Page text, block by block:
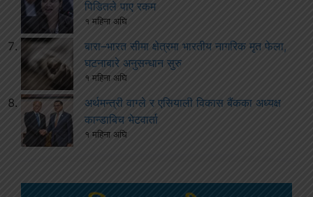
पिडितले पाए रकम
१ महिना अघि
बारा–भारत सीमा क्षेत्रमा भारतीय नागरिक मृत फेला,
घटनाबारे अनुसन्धान सुरु
१ महिना अघि
अर्थमन्त्री वाग्ले र एसियाली विकास बैंकका अध्यक्ष
कान्डाबिच भेटवार्ता
१ महिना अघि